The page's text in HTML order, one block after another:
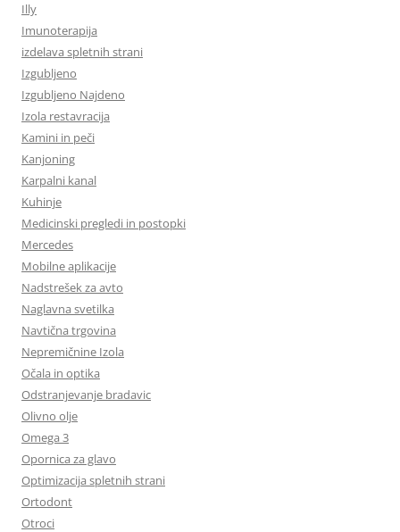
Illy
Imunoterapija
izdelava spletnih strani
Izgubljeno
Izgubljeno Najdeno
Izola restavracija
Kamini in peči
Kanjoning
Karpalni kanal
Kuhinje
Medicinski pregledi in postopki
Mercedes
Mobilne aplikacije
Nadstrešek za avto
Naglavna svetilka
Navtična trgovina
Nepremičnine Izola
Očala in optika
Odstranjevanje bradavic
Olivno olje
Omega 3
Opornica za glavo
Optimizacija spletnih strani
Ortodont
Otroci